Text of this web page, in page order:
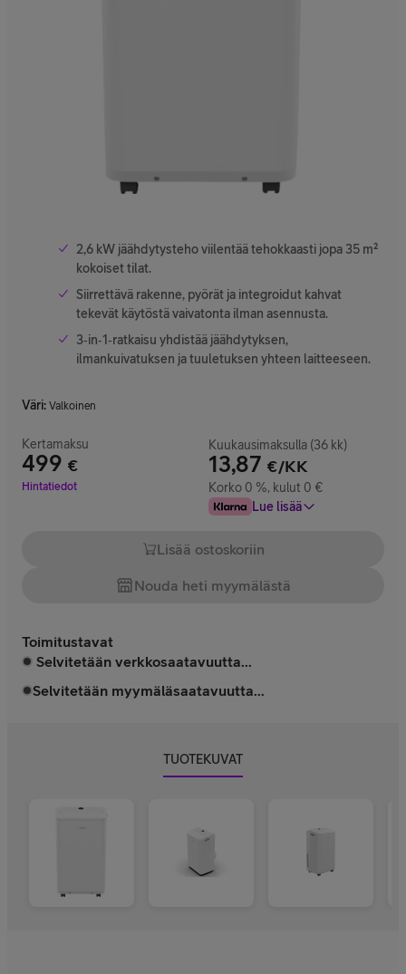
2,6 kW jäähdytysteho viilentää tehokkaasti jopa 35 m²
kokoiset tilat.
Siirrettävä rakenne, pyörät ja integroidut kahvat
tekevät käytöstä vaivatonta ilman asennusta.
3‑in‑1‑ratkaisu yhdistää jäähdytyksen,
ilmankuivatuksen ja tuuletuksen yhteen laitteeseen.
Väri: Valkoinen
Kertamaksu
499 €
Hinta 499 €
Hintatiedot
Kuukausimaksulla (36 kk)
13,87 €/KK
Korko 0 %, kulut 0 €
Lue lisää
Lisää ostoskoriin
Nouda heti myymälästä
Toimitustavat
Selvitetään verkkosaatavuutta...
Selvitetään myymäläsaatavuutta...
TUOTEKUVAT